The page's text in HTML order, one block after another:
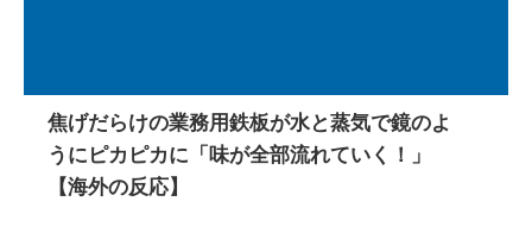
焦げだらけの業務用鉄板が水と蒸気で鏡のよ
うにピカピカに「味が全部流れていく！」
【海外の反応】